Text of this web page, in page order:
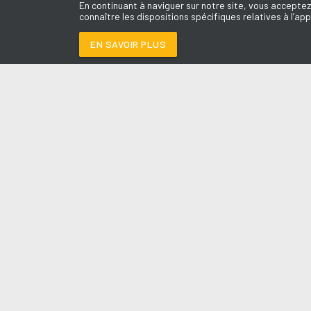
En continuant à naviguer sur notre site, vous
connaître les dispositions spécifiques relatives à
EN SAVOIR PLUS